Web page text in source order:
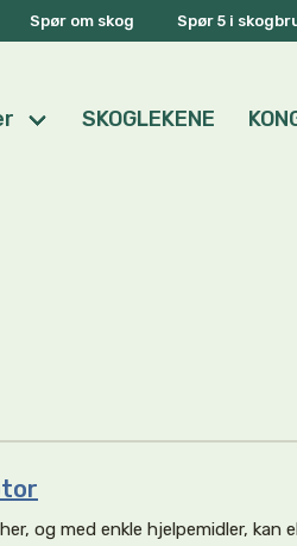
Spør om skog Spør 5 i
SKOGLEKENE
og med enkle hjelpemidler, kan